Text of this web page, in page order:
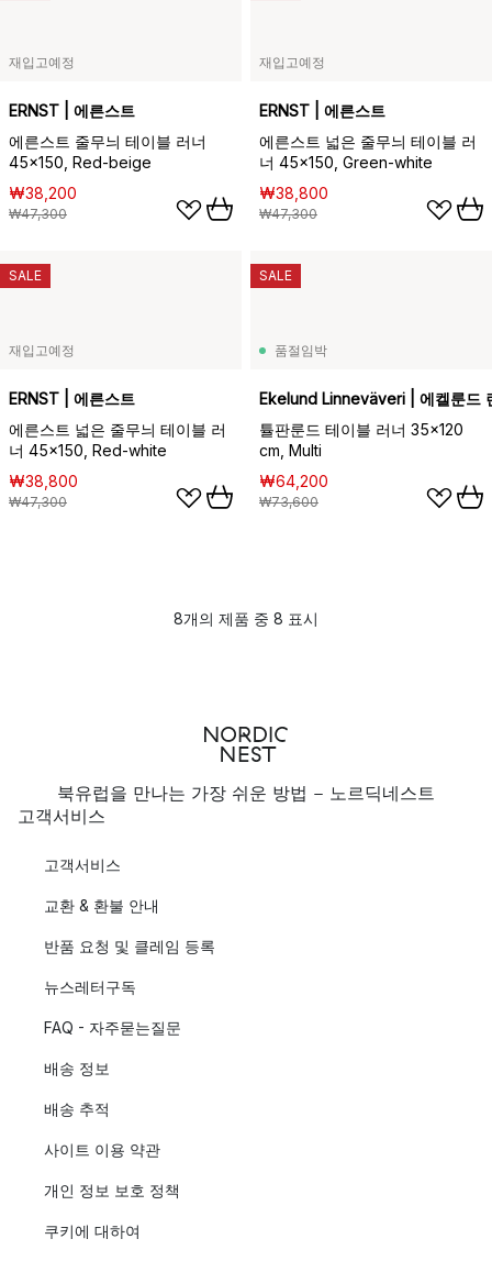
재입고예정
ERNST | 에른스트
에른스트 줄무늬 테이블 러너
45x150, Red-beige
₩38,200
₩47,300
재입고예정
ERNST | 에른스트
에른스트 넓은 줄무늬 테이블 러
너 45x150, Green-white
₩38,800
₩47,300
재입고예정
ERNST | 에른스트
에른스트 넓은 줄무늬 테이블 러
너 45x150, Red-white
₩38,800
₩47,300
SALE
품절임박
Ekelund Linneväveri | 에켈룬드
튤판룬드 테이블 러너 35x120
cm, Multi
₩64,200
₩73,600
SALE
8개의 제품 중 8 표시
북유럽을 만나는 가장 쉬운 방법 - 노르딕네스트
고객서비스
고객서비스
교환 & 환불 안내
반품 요청 및 클레임 등록
뉴스레터구독
FAQ - 자주묻는질문
배송 정보
배송 추적
사이트 이용 약관
개인 정보 보호 정책
쿠키에 대하여